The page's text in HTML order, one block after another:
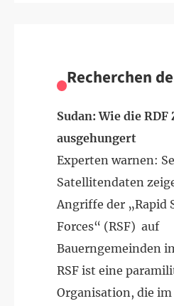
Recherchen
Sudan: Wie die
ausgehungert
Experten warnen:
Satellitendaten
Angriffe der „Rapid
Forces“ (RSF) auf
Bauerngemeinden
RSF ist eine
Organisation, die im